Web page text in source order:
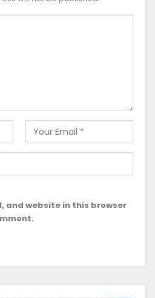
and website in this browser